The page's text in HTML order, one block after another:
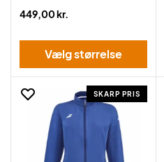
449,00 kr.
Vælg størrelse
SKARP PRIS